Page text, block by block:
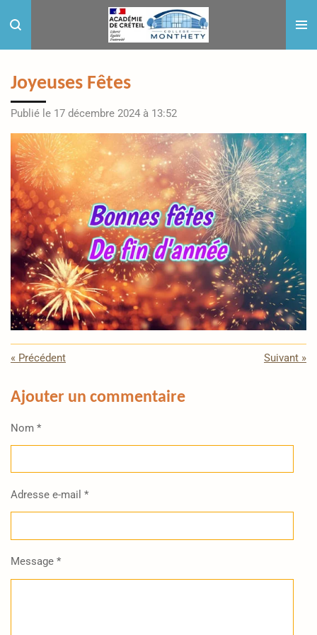
au
contenu
Joyeuses Fêtes
Publié le 17 décembre 2024 à 13:52
« Précédent Suivant »
Ajouter un commentaire
Nom *
Adresse e-mail *
Message *